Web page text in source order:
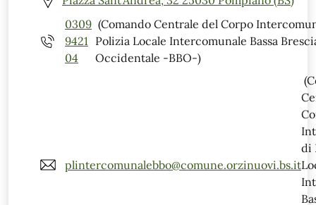
0309
9421
04
(Comando Centrale del Corpo
Polizia Locale Intercomunale Bassa
Occidentale -BBO-)
plintercomunalebbo@comune.orzinuovi.bs.it
di